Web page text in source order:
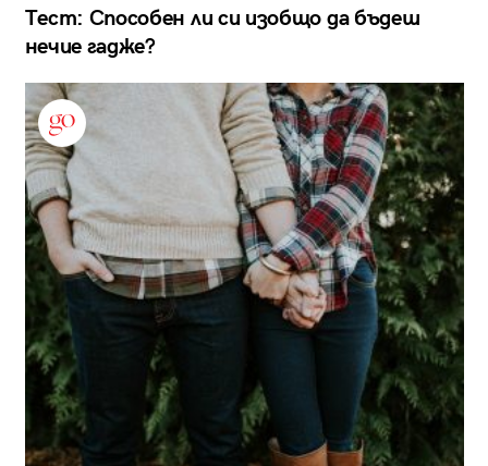
Тест: Способен ли си изобщо да бъдеш
нечие гадже?